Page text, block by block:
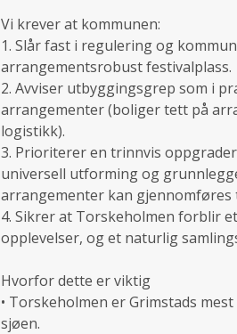
Vi krever at kommunen:
1. Slår fast i regulering og
arrangementsrobust festivalplass.
2. Avviser utbyggingsgrep som i
arrangementer (boliger tett på
logistikk).
3. Prioriterer en trinnvis
universell utforming og
arrangementer kan
4. Sikrer at Torskeholmen forblir
opplevelser, og et naturlig
Hvorfor dette er viktig
• Torskeholmen er Grimstads
sjøen.